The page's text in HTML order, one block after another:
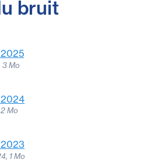
bruit
Mo
Mo
1 Mo